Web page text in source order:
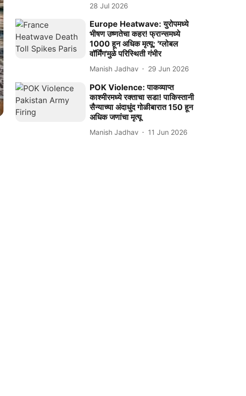
28 Jul 2026
Europe Heatwave: युरोपमध्ये
भीषण उष्णतेचा कहर! फ्रान्समध्ये
1000 हून अधिक मृत्यू; 'ग्लोबल
वॉर्मिंग'मुळे परिस्थिती गंभीर
Manish Jadhav 29 Jun 2026
POK Violence: पाकव्याप्त
काश्मीरमध्ये रक्ताचा सडा! पाकिस्तानी
सैन्याच्या अंदाधुंद गोळीबारात 150 हून
अधिक जणांचा मृत्यू
Manish Jadhav 11 Jun 2026